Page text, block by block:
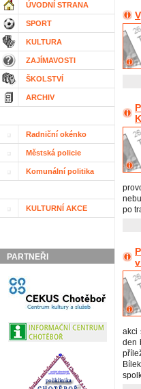
ÚVODNÍ STRANA
SPORT
KULTURA
ZAJÍMAVOSTI
ŠKOLSTVÍ
ARCHIV
Radniční okénko
Městská policie
Komunální politika
KULTURNÍ AKCE
PARTNEŘI
po
akci
den